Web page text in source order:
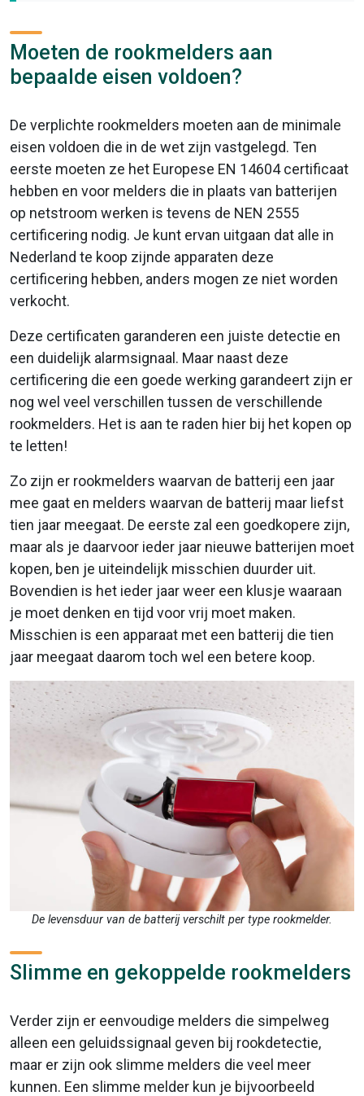
Moeten de rookmelders aan
bepaalde eisen voldoen?
De verplichte rookmelders moeten aan de minimale
eisen voldoen die in de wet zijn vastgelegd. Ten
eerste moeten ze het Europese EN 14604 certificaat
hebben en voor melders die in plaats van batterijen
op netstroom werken is tevens de NEN 2555
certificering nodig. Je kunt ervan uitgaan dat alle in
Nederland te koop zijnde apparaten deze
certificering hebben, anders mogen ze niet worden
verkocht.
Deze certificaten garanderen een juiste detectie en
een duidelijk alarmsignaal. Maar naast deze
certificering die een goede werking garandeert zijn er
nog wel veel verschillen tussen de verschillende
rookmelders. Het is aan te raden hier bij het kopen op
te letten!
Zo zijn er rookmelders waarvan de batterij een jaar
mee gaat en melders waarvan de batterij maar liefst
tien jaar meegaat. De eerste zal een goedkopere zijn,
maar als je daarvoor ieder jaar nieuwe batterijen moet
kopen, ben je uiteindelijk misschien duurder uit.
Bovendien is het ieder jaar weer een klusje waaraan
je moet denken en tijd voor vrij moet maken.
Misschien is een apparaat met een batterij die tien
jaar meegaat daarom toch wel een betere koop.
De levensduur van de batterij verschilt per type rookmelder.
Slimme en gekoppelde rookmelders
Verder zijn er eenvoudige melders die simpelweg
alleen een geluidssignaal geven bij rookdetectie,
maar er zijn ook slimme melders die veel meer
kunnen. Een slimme melder kun je bijvoorbeeld